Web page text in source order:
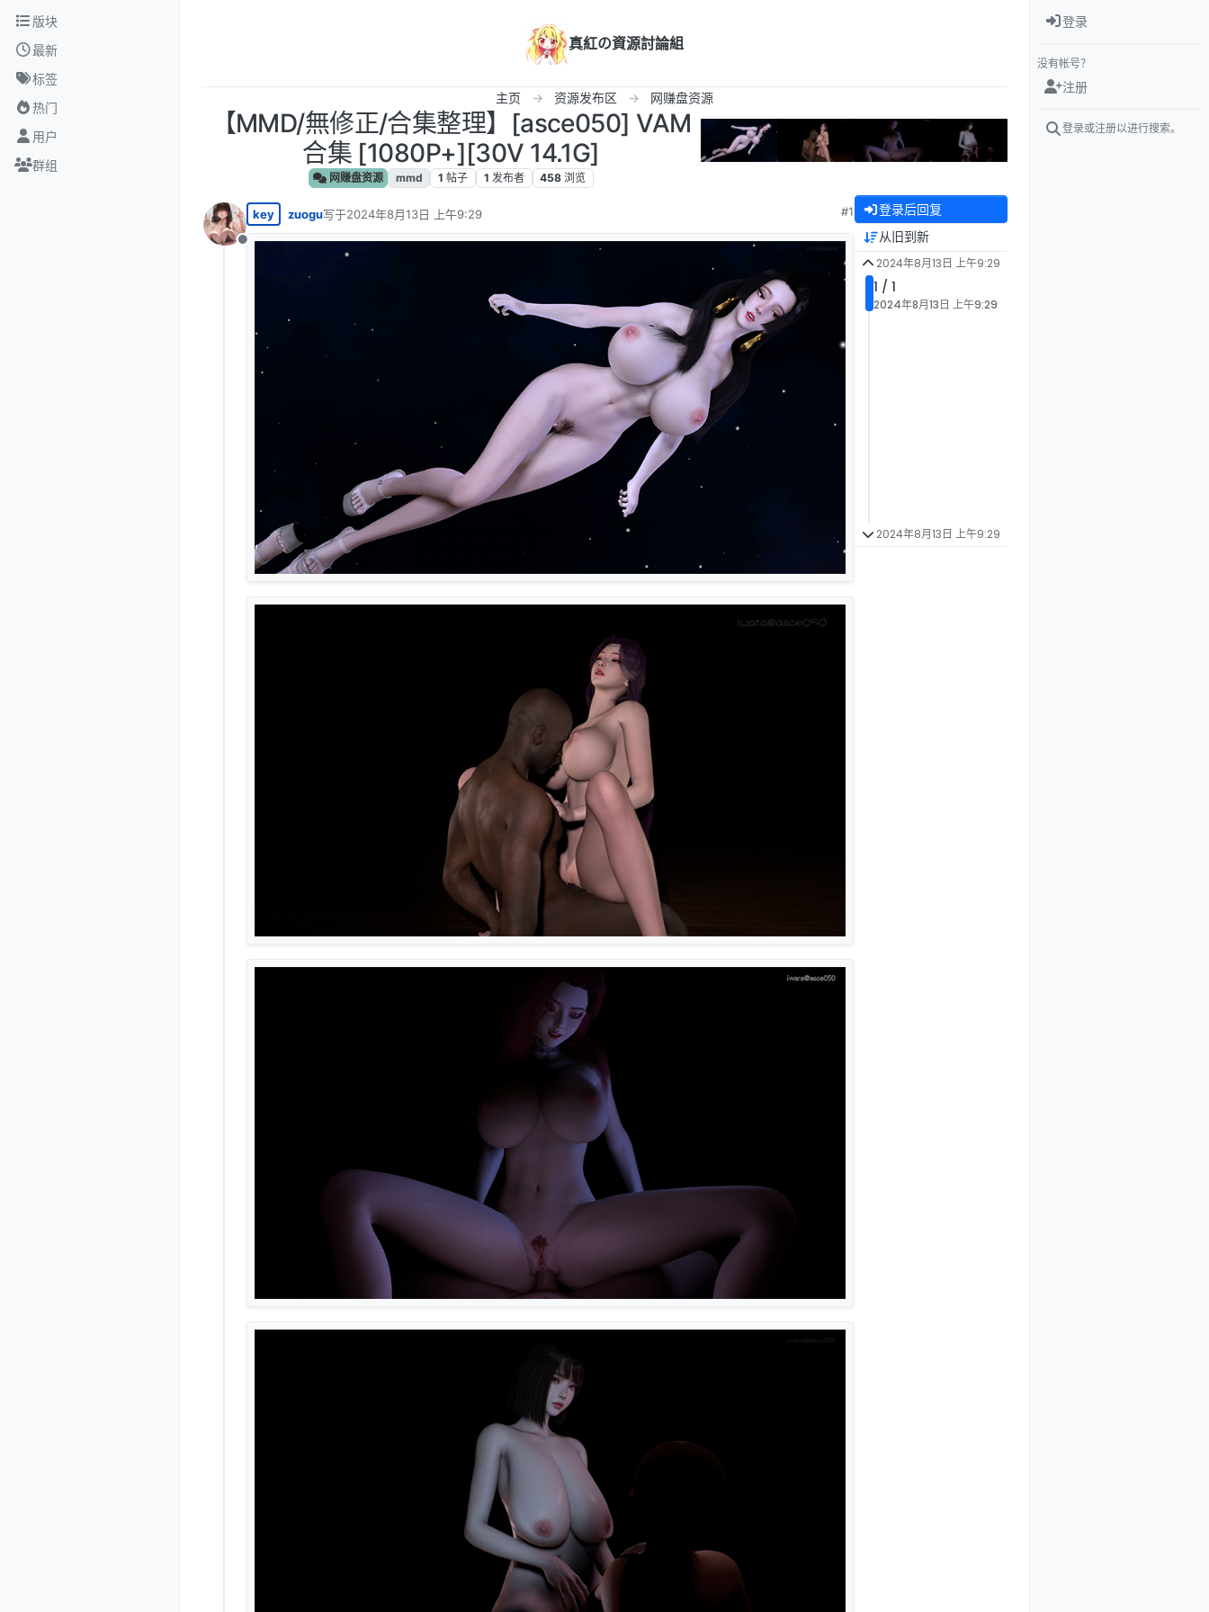
跳转至内容
版块
最新
标签
热门
用户
群组
真紅の資源討論組
主页 资源发布区 网赚盘资源
【MMD/無修正/合集整理】[asce050] VAM
合集 [1080P+][30V 14.1G]
网赚盘资源 mmd 1 帖子 1 发布者 458 浏览
离线
key zuogu写于2024年8月13日 上午9:29
最后由 编辑
#1 登录后回复
从旧到新
2024年8月13日 上午9:29
1 / 1
2024年8月13日 上午9:29
2024年8月13日 上午9:29
登录
没有帐号？
注册
登录或注册以进行搜索。